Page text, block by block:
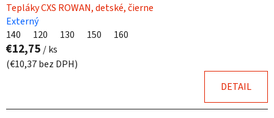
Tepláky CXS ROWAN, detské, čierne
Externý
140
120 130 150 160
€12,75 / ks
(€10,37 bez DPH)
DETAIL